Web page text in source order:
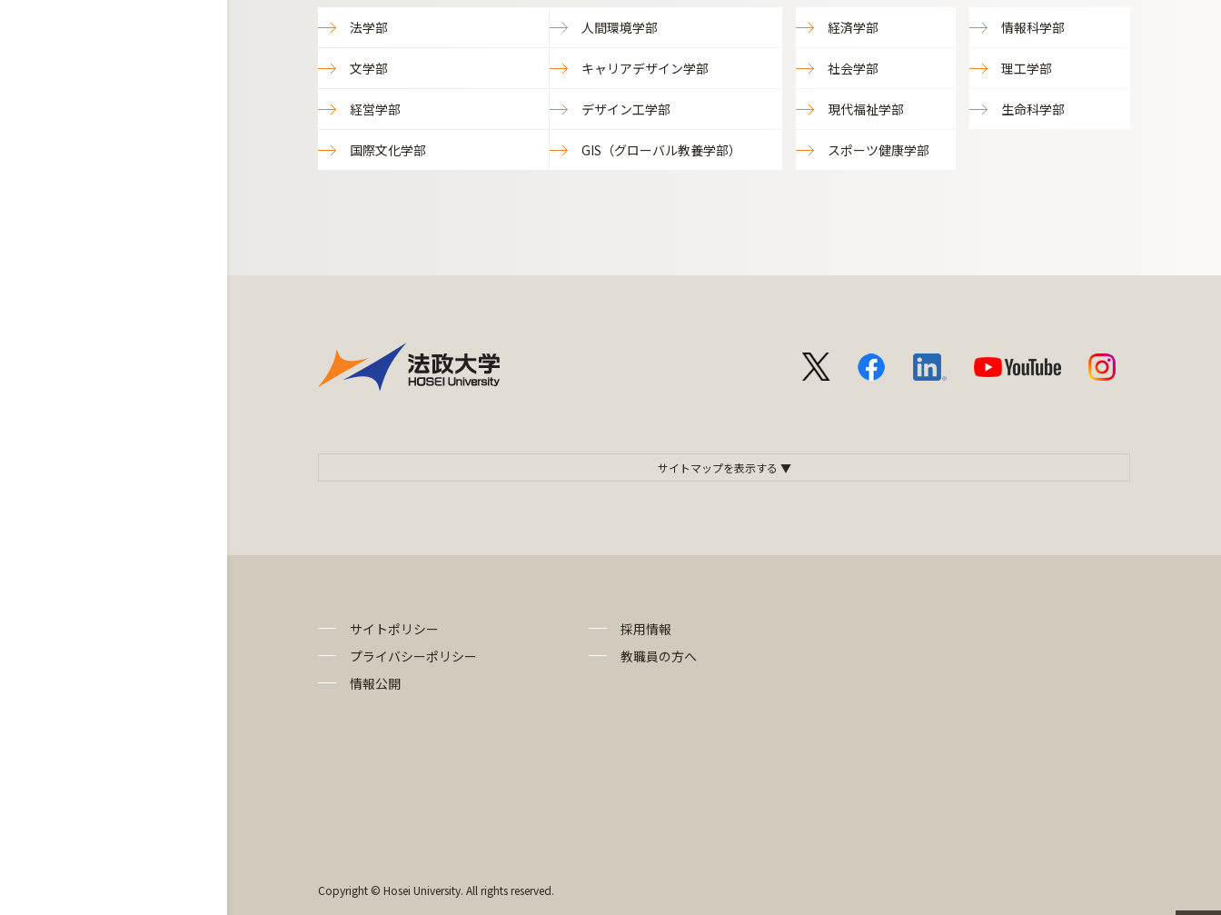
法学部 人間環境学部
文学部 キャリアデザイン学部
経営学部 デザイン工学部
国際文化学部 GIS（グローバル教養学部）
経済学部
社会学部
現代福祉学部
スポーツ健康学部
情報科学部
理工学部
生命科学部
サイトポリシー
プライバシーポリシー
情報公開
採用情報
教職員の方へ
Copyright © Hosei University. All rights reserved.